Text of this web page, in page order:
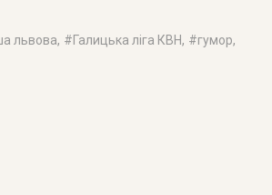
львова, #Галицька ліга КВН, #гумор,